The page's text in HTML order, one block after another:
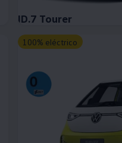
ID.7 Tourer
100% eléctrico